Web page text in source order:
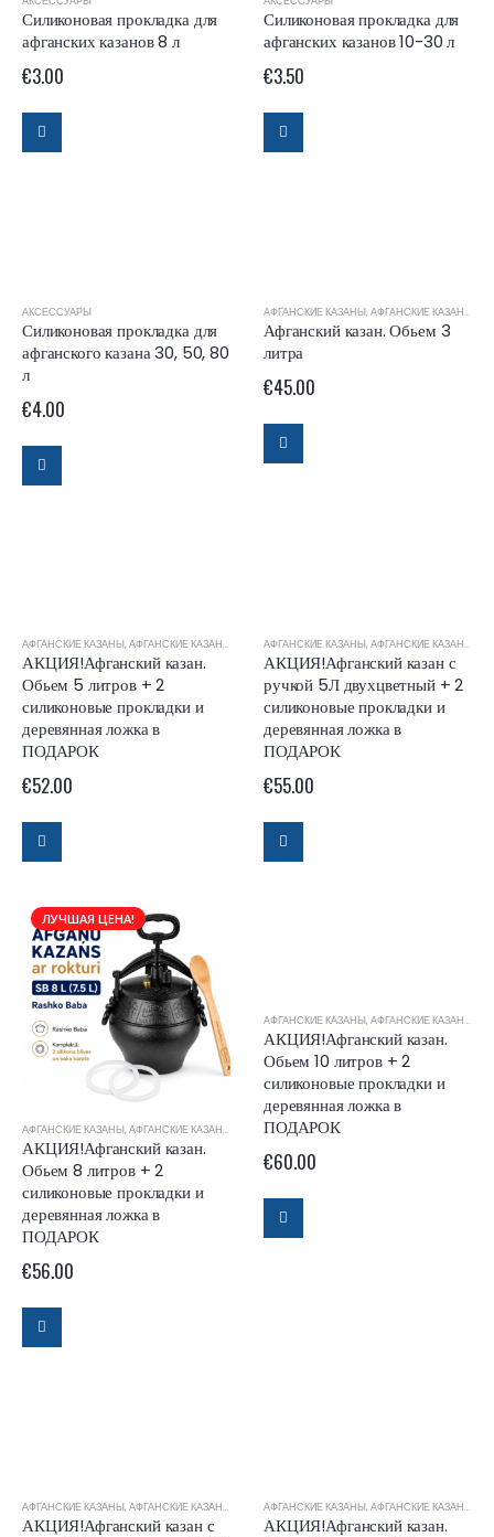
Силиконовая прокладка для
афганских казанов 8 л
€3.00
Силиконовая прокладка для
афганских казанов 10-30 л
€3.50
АКСЕССУАРЫ
Силиконовая прокладка для
афганского казана 30, 50, 80
л
€4.00
АФГАНСКИЕ КАЗАНЫ, АФГАНСКИЕ КАЗАНЫ RASHKO BABA
Афганский казан. Обьем 3
литра
€45.00
АФГАНСКИЕ КАЗАНЫ, АФГАНСКИЕ КАЗАНЫ RASHKO BABA
АКЦИЯ!Афганский казан.
Обьем 5 литров + 2
силиконовые прокладки и
деревянная ложка в
ПОДАРОК
€52.00
АФГАНСКИЕ КАЗАНЫ, АФГАНСКИЕ КАЗАНЫ RASHKO BABA
АКЦИЯ!Афганский казан с
ручкой 5Л двухцветный + 2
силиконовые прокладки и
деревянная ложка в
ПОДАРОК
€55.00
ЛУЧШАЯ ЦЕНА!
АФГАНСКИЕ КАЗАНЫ, АФГАНСКИЕ КАЗАНЫ RASHKO BABA
АКЦИЯ!Афганский казан.
Обьем 8 литров + 2
силиконовые прокладки и
деревянная ложка в
ПОДАРОК
€56.00
АФГАНСКИЕ КАЗАНЫ, АФГАНСКИЕ КАЗАНЫ RASHKO BABA
АКЦИЯ!Афганский казан.
Обьем 10 литров + 2
силиконовые прокладки и
деревянная ложка в
ПОДАРОК
€60.00
АФГАНСКИЕ КАЗАНЫ, АФГАНСКИЕ КАЗАНЫ RASHKO BABA
АКЦИЯ!Афганский казан с
АФГАНСКИЕ КАЗАНЫ, АФГАНСКИЕ КАЗАНЫ RASHKO BABA
АКЦИЯ!Афганский казан.